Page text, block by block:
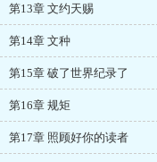
第13章 文约天赐
第14章 文种
第15章 破了世界纪录了
第16章 规矩
第17章 照顾好你的读者